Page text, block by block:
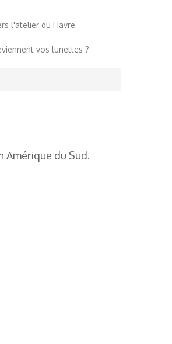
l'atelier du Havre
vos lunettes ?
du Sud.